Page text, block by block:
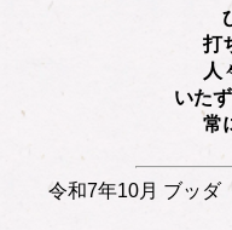
打
人
いた
常
令和7年10月 ブッダ